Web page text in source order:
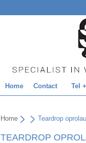
Home Contact Tel
Home Teardrop
TEARDROP